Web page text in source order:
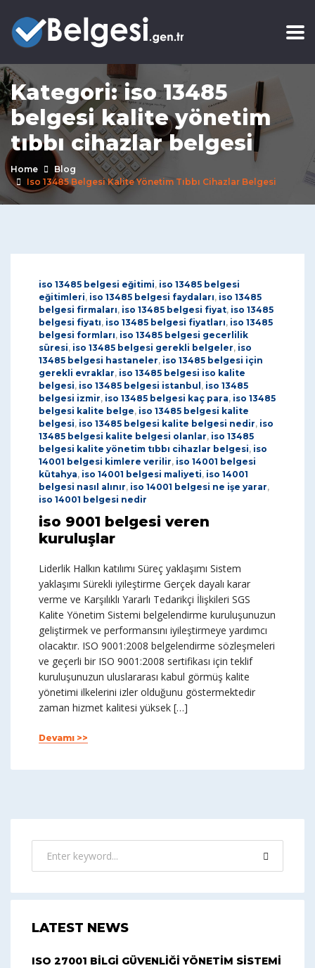
Kategori:iso 13485
belgesi kalite yönetim
tıbbı cihazlar belgesi
Home
Blog
Iso 13485 Belgesi Kalite Yönetim Tıbbı Cihazlar Belgesi
iso 13485 belgesi eğitimi, iso 13485 belgesi
eğitimleri, iso 13485 belgesi faydaları, iso 13485
belgesi firmaları, iso 13485 belgesi fiyat, iso 13485
belgesi fiyatı, iso 13485 belgesi fiyatları, iso 13485
belgesi formları, iso 13485 belgesi gecerlilik
süresi, iso 13485 belgesi gerekli belgeler, iso
13485 belgesi hastaneler, iso 13485 belgesi için
gerekli evraklar, iso 13485 belgesi iso kalite
belgesi, iso 13485 belgesi istanbul , iso 13485
belgesi izmir, iso 13485 belgesi kaç para, iso 13485
belgesi kalite belge, iso 13485 belgesi kalite
belgesi, iso 13485 belgesi kalite belgesi nedir, iso
13485 belgesi kalite belgesi olanlar, iso 13485
belgesi kalite yönetim tıbbı cihazlar belgesi, iso
14001 belgesi kimlere verilir, iso 14001 belgesi
kütahya, iso 14001 belgesi maliyeti, iso 14001
belgesi nasıl alınır, iso 14001 belgesi ne işe yarar,
iso 14001 belgesi nedir
iso 9001 belgesi veren
kuruluşlar
Liderlik Halkın katılımı Süreç yaklaşımı Sistem
yaklaşımı Sürekli iyileştirme Gerçek dayalı karar
verme ve Karşılıklı Yararlı Tedarikçi İlişkileri SGS
Kalite Yönetim Sistemi belgelendirme kuruluşunuzun
geliştirmek ve performansını iyileştirmeye yardımcı
olacaktır. ISO 9001:2008 belgelendirme sözleşmeleri
ve geçerli bir ISO 9001:2008 sertifikası için teklif
kuruluşunuzun uluslararası kabul görmüş kalite
yönetimi ilkelerini izler olduğunu göstermektedir
zaman hizmet kalitesi yüksek […]
Devamı >>
LATEST NEWS
ISO 27001 BİLGİ GÜVENLİĞİ YÖNETİM SİSTEMİ